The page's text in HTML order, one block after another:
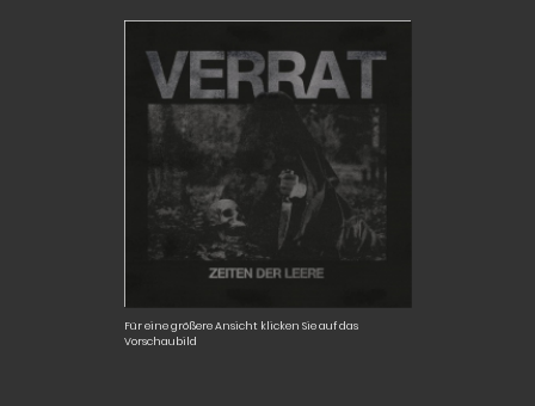
Für eine größere Ansicht klicken Sie auf das
Vorschaubild